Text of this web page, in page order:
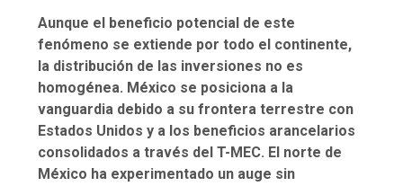
Aunque el beneficio potencial de este
fenómeno se extiende por todo el continente,
la distribución de las inversiones no es
homogénea. México se posiciona a la
vanguardia debido a su frontera terrestre con
Estados Unidos y a los beneficios arancelarios
consolidados a través del T-MEC. El norte de
México ha experimentado un auge sin